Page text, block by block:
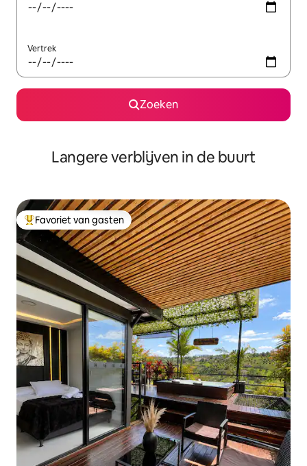
Vertrek
Zoeken
Langere verblijven in de buurt
Topfavoriet van gasten
Favoriet van gasten